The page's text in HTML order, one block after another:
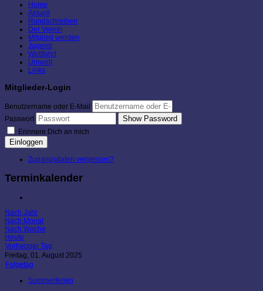
Home
Aktuell
Rundschreiben
Der Verein
Mitglied werden
Jugend
Wettfahrt
Umwelt
Links
Mitglieder-Login
Benutzername oder E-Mail
Passwort
Show Password
Erinnere Dich an mich
Einloggen
Zugangsdaten vergessen?
Terminkalender
Nach Jahr
Nach Monat
Nach Woche
Heute
Vorheriger Tag
Freitag, 01. August 2025
Folgetag
Sommerferien